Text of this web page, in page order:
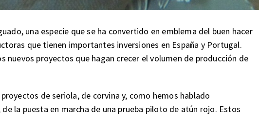
una especie que se ha convertido en emblema del buen hacer
que tienen importantes inversiones en España y Portugal.
nuevos proyectos que hagan crecer el volumen de producción de
de seriola, de corvina y, como hemos hablado
la puesta en marcha de una prueba piloto de atún rojo. Estos